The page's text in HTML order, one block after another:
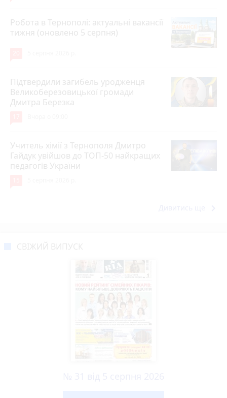
Робота в Тернополі: актуальні вакансії
тижня (оновлено 5 серпня)
Підтвердили загибель уродженця
Великоберезовицької громади
Дмитра Березка
Учитель хімії з Тернополя Дмитро
Гайдук увійшов до ТОП-50 найкращих
педагогів України